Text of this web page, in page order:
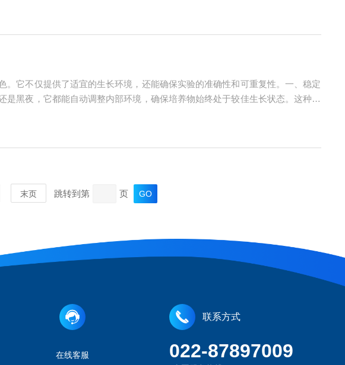
它不仅提供了适宜的生长环境，还能确保实验的准确性和可重复性。一、稳定
黑夜，它都能自动调整内部环境，确保培养物始终处于较佳生长状态。这种稳
末页 跳转到第 页
在线客服
联系方式
022-87897009